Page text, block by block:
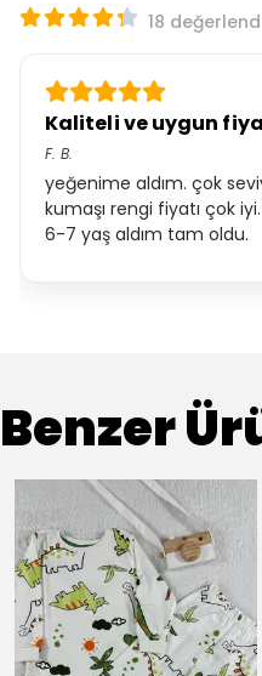
18
Kaliteli ve uygun
F. B.
yeğenime aldım. çok
kumaşı rengi fiyatı çok
6-7 yaş aldım tam oldu.
Benzer